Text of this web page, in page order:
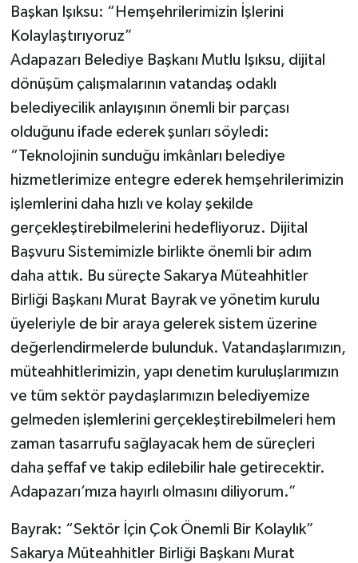
Başkan Işıksu: “Hemşehrilerimizin İşlerini
Kolaylaştırıyoruz”
Adapazarı Belediye Başkanı Mutlu Işıksu, dijital
dönüşüm çalışmalarının vatandaş odaklı
belediyecilik anlayışının önemli bir parçası
olduğunu ifade ederek şunları söyledi:
“Teknolojinin sunduğu imkânları belediye
hizmetlerimize entegre ederek hemşehrilerimizin
işlemlerini daha hızlı ve kolay şekilde
gerçekleştirebilmelerini hedefliyoruz. Dijital
Başvuru Sistemimizle birlikte önemli bir adım
daha attık. Bu süreçte Sakarya Müteahhitler
Birliği Başkanı Murat Bayrak ve yönetim kurulu
üyeleriyle de bir araya gelerek sistem üzerine
değerlendirmelerde bulunduk. Vatandaşlarımızın,
müteahhitlerimizin, yapı denetim kuruluşlarımızın
ve tüm sektör paydaşlarımızın belediyemize
gelmeden işlemlerini gerçekleştirebilmeleri hem
zaman tasarrufu sağlayacak hem de süreçleri
daha şeffaf ve takip edilebilir hale getirecektir.
Adapazarı’mıza hayırlı olmasını diliyorum.”
Bayrak: “Sektör İçin Çok Önemli Bir Kolaylık”
Sakarya Müteahhitler Birliği Başkanı Murat